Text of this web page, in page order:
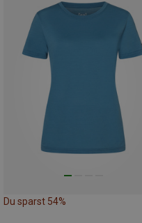
Du sparst 54%